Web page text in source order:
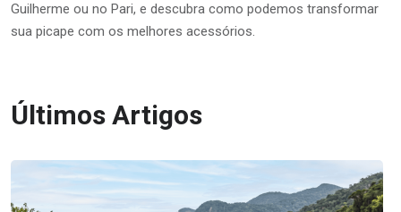
Guilherme ou no Pari, e descubra como podemos transformar
sua picape com os melhores acessórios.
Últimos Artigos